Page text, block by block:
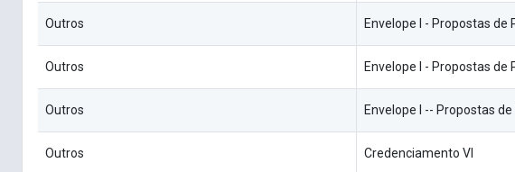
Outros Envelope I - Propostas de
Outros Envelope I - Propostas de
Outros Envelope I -- Propostas
Outros Credenciamento VI